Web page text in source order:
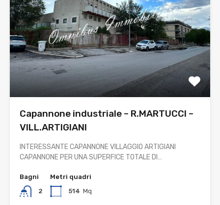
Capannone industriale – R.MARTUCCI –
VILL.ARTIGIANI
INTERESSANTE CAPANNONE VILLAGGIO ARTIGIANI
CAPANNONE PER UNA SUPERFICE TOTALE DI…
Bagni
2
Metri quadri
514 Mq